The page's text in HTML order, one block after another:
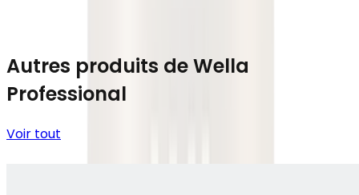
Autres produits de Wella
Professional
Voir tout